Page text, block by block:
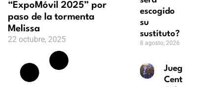
“ExpoMóvil 2025” por
paso de la tormenta
Melissa
22 octubre, 2025
escogido
su
sustituto?
8 agosto, 2026
Juegos